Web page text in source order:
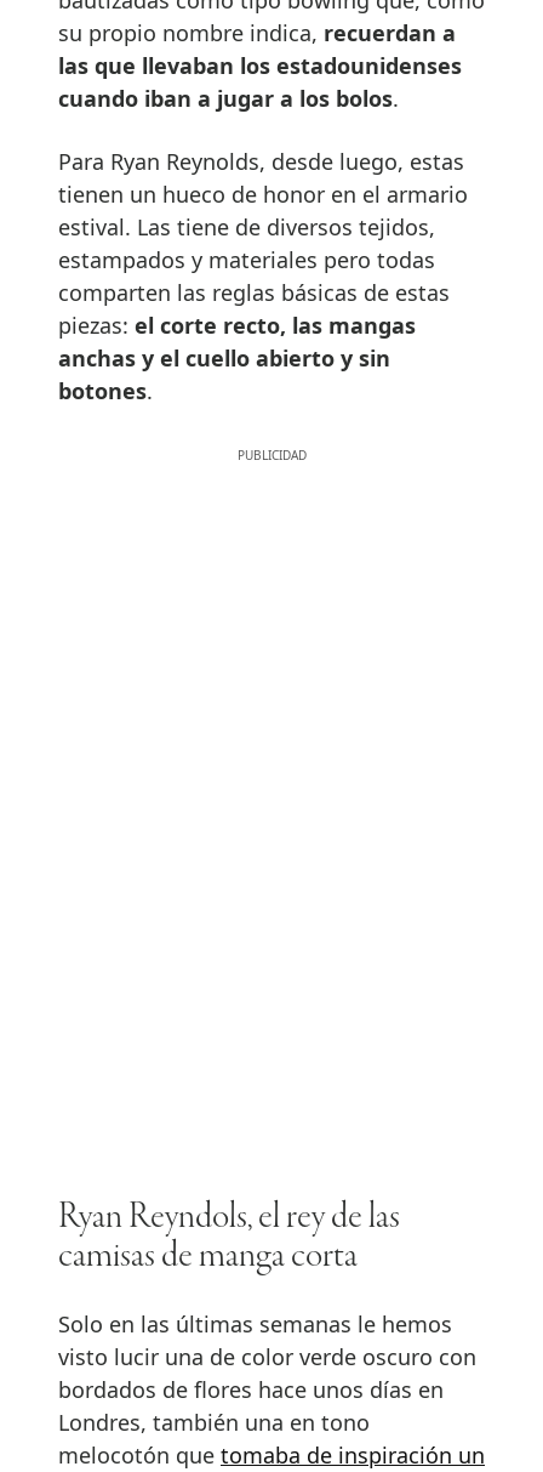
su propio nombre indica, recuerdan a
las que llevaban los estadounidenses
cuando iban a jugar a los bolos.
Para Ryan Reynolds, desde luego, estas
tienen un hueco de honor en el armario
estival. Las tiene de diversos tejidos,
estampados y materiales pero todas
comparten las reglas básicas de estas
piezas: el corte recto, las mangas
anchas y el cuello abierto y sin
botones.
Ryan Reyndols, el rey de las
camisas de manga corta
Solo en las últimas semanas le hemos
visto lucir una de color verde oscuro con
bordados de flores hace unos días en
Londres, también una en tono
melocotón que tomaba de inspiración un